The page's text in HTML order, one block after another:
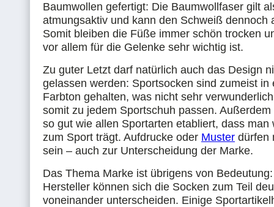
Baumwollen gefertigt: Die Baumwollfaser gilt
atmungsaktiv und kann den Schweiß dennoch
Somit bleiben die Füße immer schön trocken
vor allem für die Gelenke sehr wichtig ist.
Zu guter Letzt darf natürlich auch das Design
gelassen werden: Sportsocken sind zumeist in
Farbton gehalten, was nicht sehr
somit zu jedem Sportschuh passen.
so gut wie allen Sportarten etabliert, dass man
zum Sport trägt. Aufdrucke oder Muster dürfen
sein – auch zur Unterscheidung der Marke.
Das Thema Marke ist übrigens von
Hersteller können sich die Socken zum Teil
voneinander unterscheiden. Einige